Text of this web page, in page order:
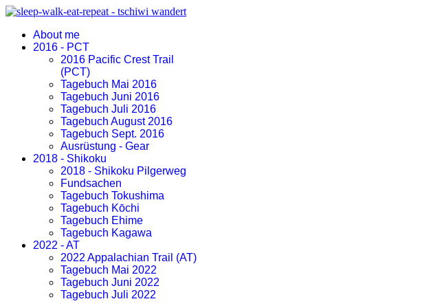
About me
2016 - PCT
2016 Pacific Crest Trail
(PCT)
Tagebuch Mai 2016
Tagebuch Juni 2016
Tagebuch Juli 2016
Tagebuch August 2016
Tagebuch Sept. 2016
Ausrüstung - Gear
2018 - Shikoku
2018 - Shikoku Pilgerweg
Fundsachen
Tagebuch Tokushima
Tagebuch Kōchi
Tagebuch Ehime
Tagebuch Kagawa
2022 - AT
2022 Appalachian Trail (AT)
Tagebuch Mai 2022
Tagebuch Juni 2022
Tagebuch Juli 2022